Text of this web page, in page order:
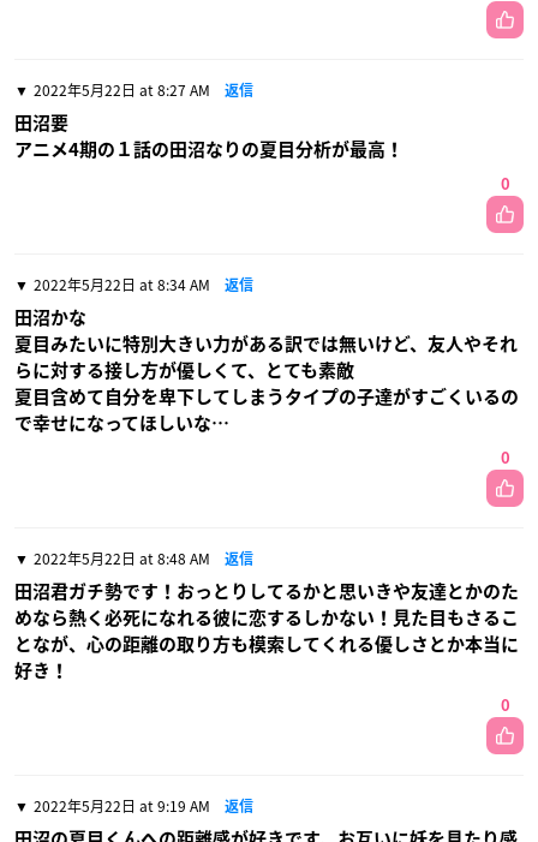
2022年5月22日 at 8:27 AM 返信
田沼要
アニメ4期の１話の田沼なりの夏目分析が最高！
0
2022年5月22日 at 8:34 AM 返信
田沼かな
夏目みたいに特別大きい力がある訳では無いけど、友人やそれ
らに対する接し方が優しくて、とても素敵
夏目含めて自分を卑下してしまうタイプの子達がすごくいるの
で幸せになってほしいな…
0
2022年5月22日 at 8:48 AM 返信
田沼君ガチ勢です！おっとりしてるかと思いきや友達とかのた
めなら熱く必死になれる彼に恋するしかない！見た目もさるこ
となが、心の距離の取り方も模索してくれる優しさとか本当に
好き！
0
2022年5月22日 at 9:19 AM 返信